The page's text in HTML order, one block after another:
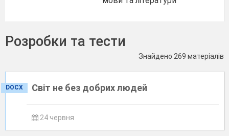
Розробки та тести
Знайдено 269 матеріалів
DOCX Світ не без добрих людей
24 червня